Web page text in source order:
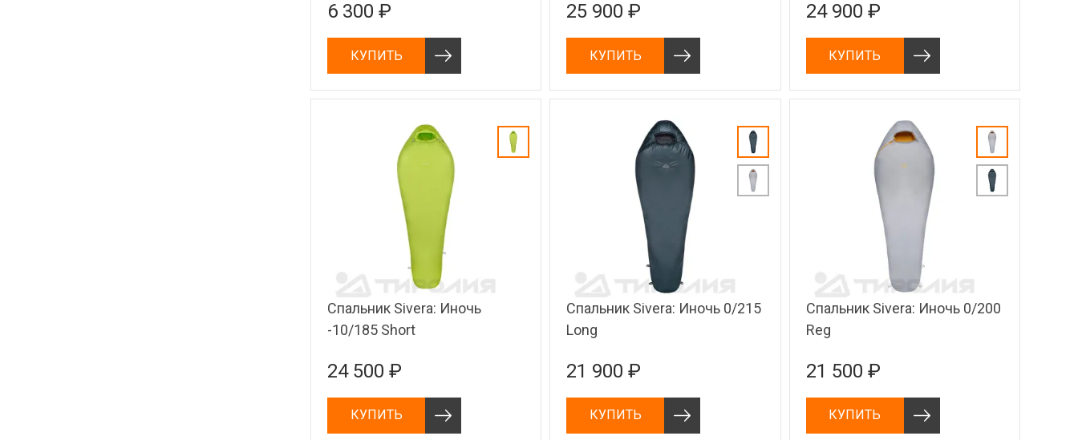
6 300 ₽
КУПИТЬ
25 900 ₽
КУПИТЬ
24 900 ₽
КУПИТЬ
Спальник Sivera: Иночь
-10/185 Short
24 500 ₽
КУПИТЬ
Спальник Sivera: Иночь 0/215
Long
21 900 ₽
КУПИТЬ
Спальник Sivera: Иночь 0/200
Reg
21 500 ₽
КУПИТЬ